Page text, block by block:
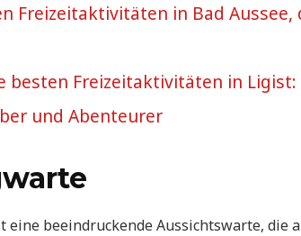
Freizeitaktivitäten in Bad Aussee,
besten Freizeitaktivitäten in
und Abenteurer
beeindruckende Aussichtswarte, die